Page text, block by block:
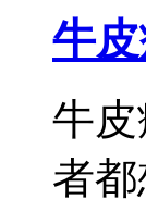
牛
牛
者